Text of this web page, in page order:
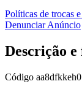
Políticas de trocas
Denunciar Anúncio
Descrição
Código aa8dfkkeh0